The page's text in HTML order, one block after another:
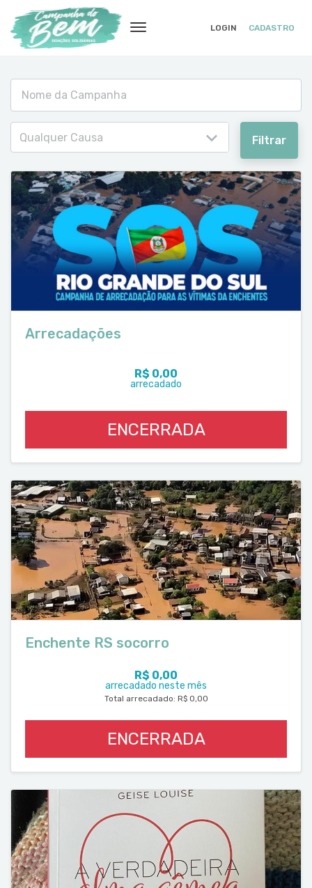
LOGIN CADASTRO
Qualquer Causa Filtrar
Arrecadações
R$ 0,00
arrecadado
ENCERRADA
Enchente RS socorro
R$ 0,00
arrecadado neste mês
Total arrecadado: R$ 0,00
ENCERRADA